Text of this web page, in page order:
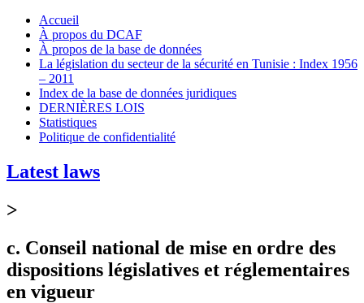
Accueil
À propos du DCAF
À propos de la base de données
La législation du secteur de la sécurité en Tunisie : Index 1956
– 2011
Index de la base de données juridiques
DERNIÈRES LOIS
Statistiques
Politique de confidentialité
Latest laws
>
c. Conseil national de mise en ordre des
dispositions législatives et réglementaires
en vigueur